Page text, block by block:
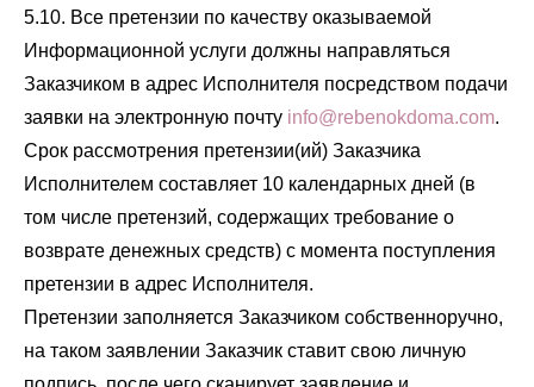
5.10. Все претензии по качеству оказываемой
Информационной услуги должны направляться
Заказчиком в адрес Исполнителя посредством подачи
заявки на электронную почту info@rebenokdoma.com.
Срок рассмотрения претензии(ий) Заказчика
Исполнителем составляет 10 календарных дней (в
том числе претензий, содержащих требование о
возврате денежных средств) с момента поступления
претензии в адрес Исполнителя.
Претензии заполняется Заказчиком собственноручно,
на таком заявлении Заказчик ставит свою личную